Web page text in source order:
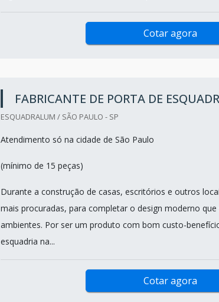
Cotar agora
FABRICANTE DE PORTA DE
ESQUADRALUM / SÃO PAULO - SP
Atendimento só na cidade de São Paulo
(mínimo de 15 peças)
Durante a construção de casas, escritórios e outros
mais procuradas, para completar o design moderno
ambientes. Por ser um produto com bom custo-
esquadria na...
Cotar agora